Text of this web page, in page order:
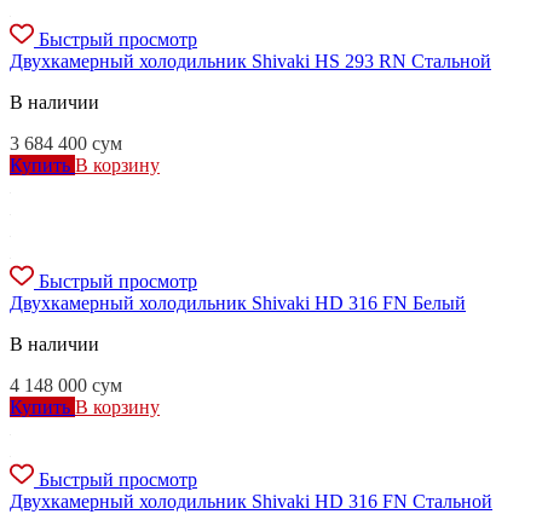
Быстрый просмотр
Двухкамерный холодильник Shivaki HS 293 RN Стальной
В наличии
3 684 400 сум
Купить В корзину
Быстрый просмотр
Двухкамерный холодильник Shivaki HD 316 FN Белый
В наличии
4 148 000 сум
Купить В корзину
Быстрый просмотр
Двухкамерный холодильник Shivaki HD 316 FN Стальной